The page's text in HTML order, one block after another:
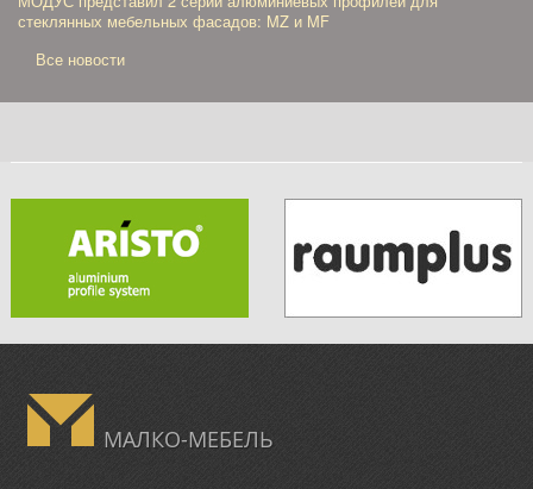
стеклянных мебельных фасадов: MZ и MF
Все новости
МАЛКО-МЕБЕЛЬ